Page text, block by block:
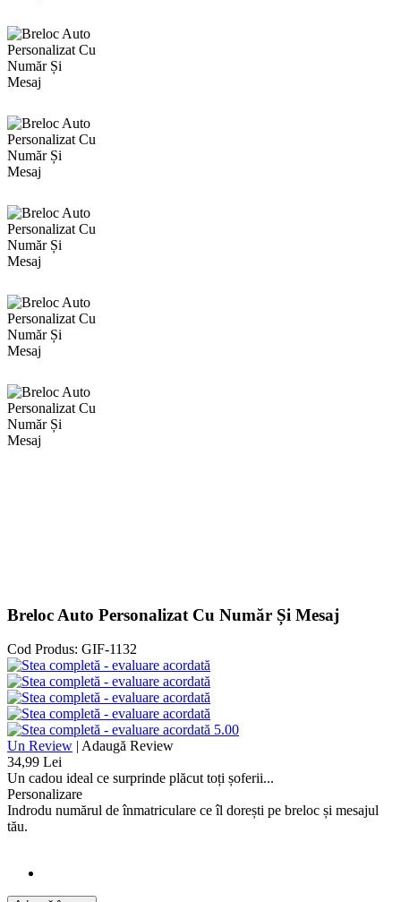
Breloc Auto Personalizat Cu Număr Și Mesaj
Cod Produs: GIF-1132
5.00
Un Review | Adaugă Review
34,99 Lei
Un cadou ideal ce surprinde plăcut toți șoferii...
Personalizare
Indrodu numărul de înmatriculare ce îl dorești pe breloc și mesajul
tău.